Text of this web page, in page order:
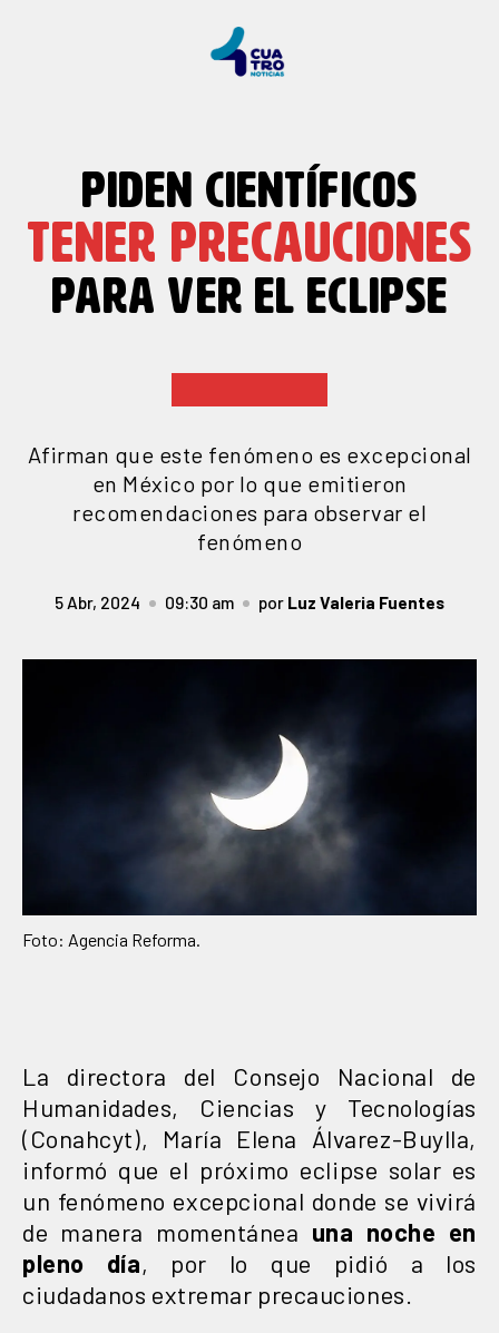
PIDEN CIENTÍFICOS
TENER PRECAUCIONES
PARA VER EL ECLIPSE
Afirman que este fenómeno es excepcional
en México por lo que emitieron
recomendaciones para observar el
fenómeno
5 Abr, 2024 09:30 am por Luz Valeria Fuentes
Foto: Agencia Reforma.
La directora del Consejo Nacional de
Humanidades, Ciencias y Tecnologías
(Conahcyt), María Elena Álvarez-Buylla,
informó que el próximo eclipse solar es
un fenómeno excepcional donde se vivirá
de manera momentánea una noche en
pleno día, por lo que pidió a los
ciudadanos extremar precauciones.